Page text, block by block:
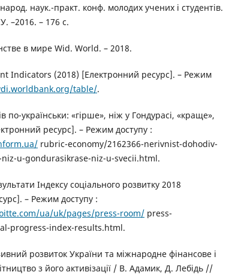
наук.-практ. конф. молодих учених і студентів.
–2016. – 176 с.
в мире Wid. World. – 2018.
Indicators (2018) [Електронний ресурс]. – Режим
table/.
по-українськи: «гірше», ніж у Гондурасі, «краще»,
ресурс]. – Режим доступу :
rubric-economy/2162366-nerivnist-dohodiv-
u-gondurasikrase-niz-u-svecii.html.
Індексу соціального розвитку 2018
– Режим доступу :
ua/uk/pages/press-room/ press-
progress-index-results.html.
розвиток України та міжнародне фінансове і
з його активізації / В. Адамик, Д. Лебідь //